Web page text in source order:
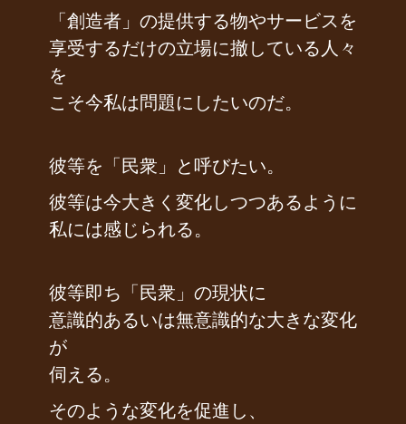
「創造者」の提供する物やサービスを
享受するだけの立場に撤している人々
を
こそ今私は問題にしたいのだ。
彼等を「民衆」と呼びたい。
彼等は今大きく変化しつつあるように
私には感じられる。
彼等即ち「民衆」の現状に
意識的あるいは無意識的な大きな変化
が
伺える。
そのような変化を促進し、